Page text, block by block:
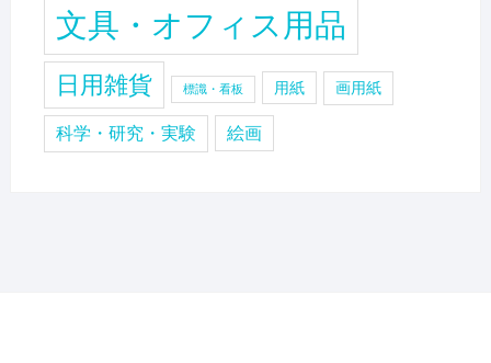
文具・オフィス用品
日用雑貨 標識・看板 用紙 画用紙
科学・研究・実験 絵画